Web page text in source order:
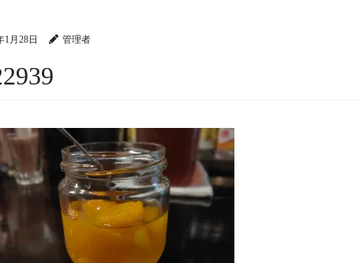
1月28日 管理者